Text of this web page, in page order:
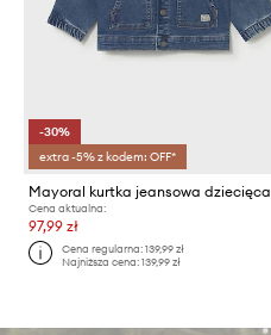
-30%
extra -5% z kodem: OFF*
Mayoral kurtka jeansowa dziecięca
Cena aktualna:
97,99 zł
Cena regularna:139,99 zł
Najniższa cena:139,99 zł